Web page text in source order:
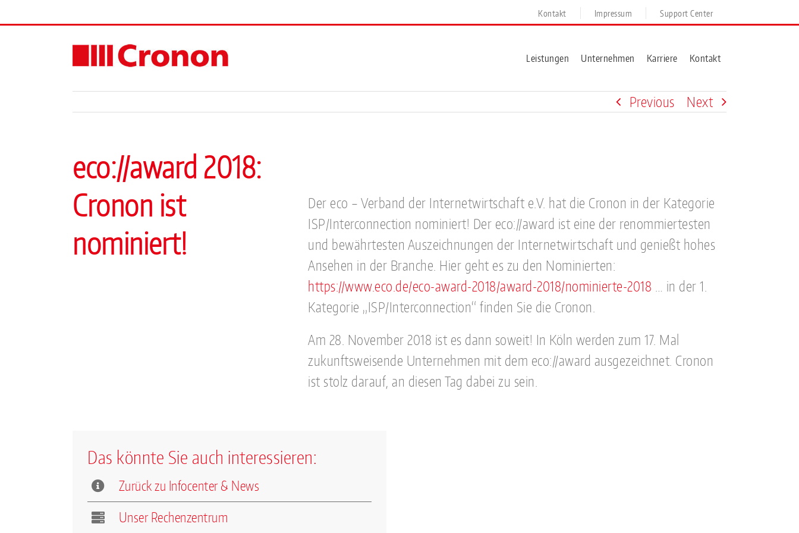
to
Kontakt Impressum Support Center
Leistungen Unternehmen Karriere Kontakt
Previous Next
eco://award 2018:
Cronon ist
nominiert!
Der eco – Verband der Internetwirtschaft e.V. hat die Cronon in der Kategorie
ISP/Interconnection nominiert! Der eco://award ist eine der renommiertesten
und bewährtesten Auszeichnungen der Internetwirtschaft und genießt hohes
Ansehen in der Branche. Hier geht es zu den Nominierten:
https://www.eco.de/eco-award-2018/award-2018/nominierte-2018 … in der 1.
Kategorie „ISP/Interconnection“ finden Sie die Cronon.
Am 28. November 2018 ist es dann soweit! In Köln werden zum 17. Mal
zukunftsweisende Unternehmen mit dem eco://award ausgezeichnet. Cronon
ist stolz darauf, an diesen Tag dabei zu sein.
Das könnte Sie auch interessieren:
Zurück zu Infocenter & News
Unser Rechenzentrum